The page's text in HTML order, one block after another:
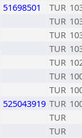
51698501 TUR
TUR
TUR
TUR
TUR
TUR
TUR
525043919 TUR
TUR
TUR